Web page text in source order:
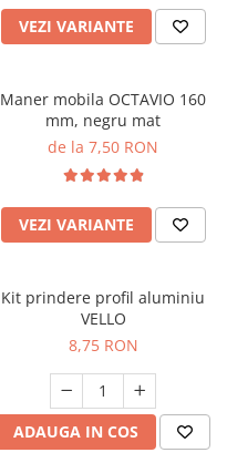
VEZI VARIANTE
Maner mobila OCTAVIO 160
mm, negru mat
de la 7,50 RON
VEZI VARIANTE
Kit prindere profil aluminiu
VELLO
8,75 RON
ADAUGA IN COS